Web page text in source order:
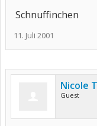
Schnuffinchen
11. Juli 2001
Nicole
Guest